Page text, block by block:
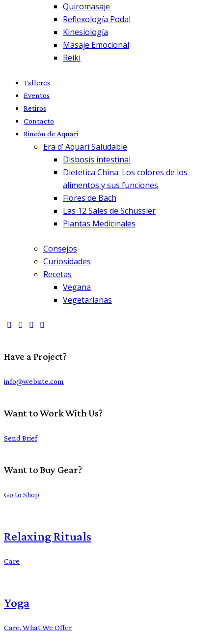
Quiromasaje
Reflexología Podal
Kinesiología
Masaje Emocional
Reiki
Talleres
Eventos
Retiros
Contacto
Rincón de Aquari
Era d’ Aquari Saludable
Disbosis intestinal
Dietetica China: Los colores de los
alimentos y sus funciones
Flores de Bach
Las 12 Sales de Schüssler
Plantas Medicinales
Consejos
Curiosidades
Recetas
Vegana
Vegetarianas
Have a Project?
info@website.com
Want to Work With Us?
Send Brief
Want to Buy Gear?
Go to Shop
Relaxing Rituals
Care
Yoga
Care, What We Offer